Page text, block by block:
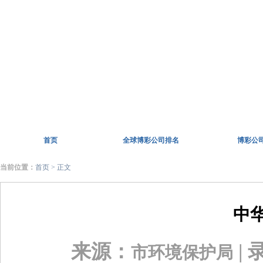
首页 全球博彩公司排名 博彩公
当前位置： 首页 > 正文
中
来源： 市环境保护局 |